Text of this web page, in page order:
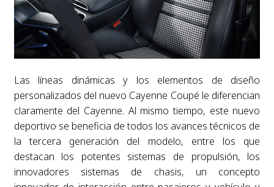
Las líneas dinámicas y los elementos de diseño
personalizados del nuevo Cayenne Coupé le diferencian
claramente del Cayenne. Al mismo tiempo, este nuevo
deportivo se beneficia de todos los avances técnicos de
la tercera generación del modelo, entre los que
destacan los potentes sistemas de propulsión, los
innovadores sistemas de chasis, un concepto